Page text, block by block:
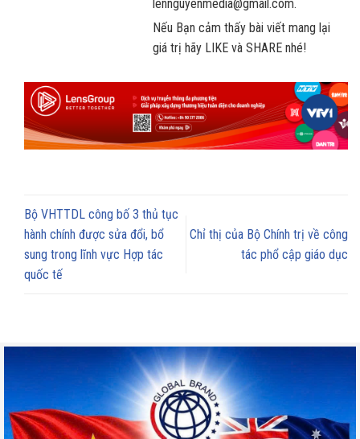
lennguyenmedia@gmail.com.
Nếu Bạn cảm thấy bài viết mang lại
giá trị hãy LIKE và SHARE nhé!
Bộ VHTTDL công bố 3 thủ tục
hành chính được sửa đổi, bổ
sung trong lĩnh vực Hợp tác
quốc tế
Chỉ thị của Bộ Chính trị về công
tác phổ cập giáo dục